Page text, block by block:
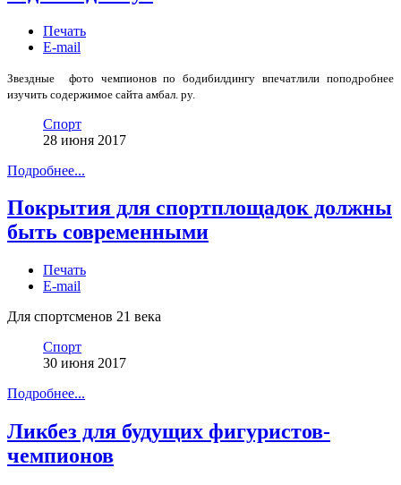
Печать
E-mail
Звездные фото чемпионов по бодибилдингу впечатлили поподробнее
изучить содержимое сайта амбал. ру.
Спорт
28 июня 2017
Подробнее...
Покрытия для спортплощадок должны
быть современными
Печать
E-mail
Для спортсменов 21 века
Спорт
30 июня 2017
Подробнее...
Ликбез для будущих фигуристов-
чемпионов